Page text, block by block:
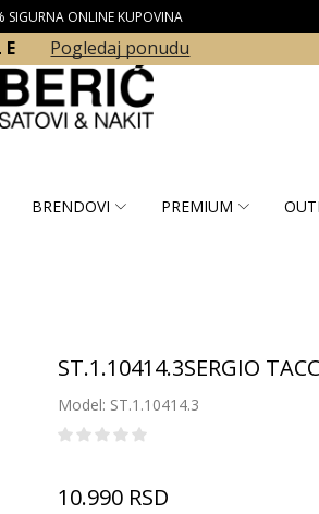
SIGURNA ONLINE KUPOVINA
E Pogledaj ponudu
BRENDOVI PREMIUM
ST.1.10414.3SERGIO
Model: ST.1.10414.3
10.990 RSD